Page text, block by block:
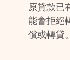
原貸款已
能會拒絕
償或轉貸。